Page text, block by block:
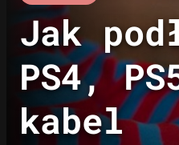
Jak
PS4,
kabel